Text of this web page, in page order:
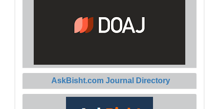
AskBisht.com Journal Directory